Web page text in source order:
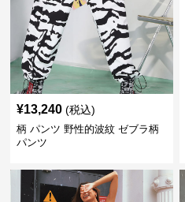
¥13,240 (税込)
柄 パンツ 野性的波紋 ゼブラ柄
パンツ